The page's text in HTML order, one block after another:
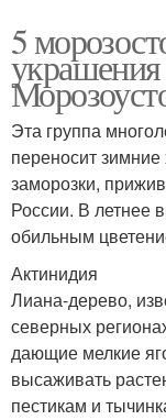
5
украшения
Эта группа
переносит
заморозки,
России. В летнее
обильным
Актинидия
Лиана-дерево,
северных
дающие мелкие
высаживать
пестикам и